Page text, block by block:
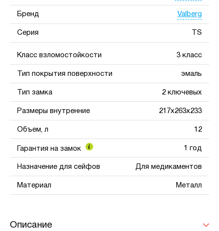
Бренд Valberg
Серия TS
Класс взломостойкости 3 класс
Тип покрытия поверхности эмаль
Тип замка 2 ключевых
Размеры внутренние 217x263x233
Объем, л 12
Гарантия на замок 1 год
Назначение для сейфов Для медикаментов
Материал Металл
Описание